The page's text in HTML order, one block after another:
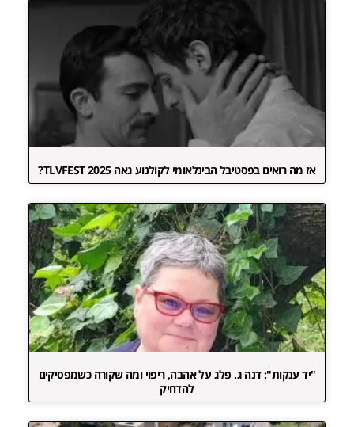
אז מה רואים בפסטיבל הבינלאומי לקולנוע גאה TLVFEST 2025?
"יד ענקות": דנה ג. פלג על אהבה, ריפוי ומה שקורה כשמפסיקים
להדחיק